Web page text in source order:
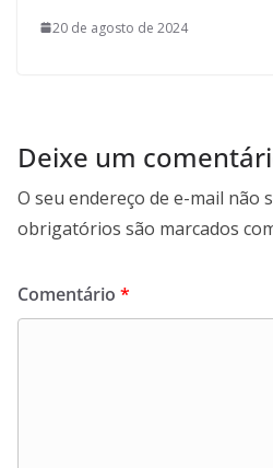
20 de agosto de 2024
Deixe um
O seu endereço de e-mail não
obrigatórios são marcados
Comentário *